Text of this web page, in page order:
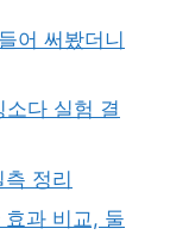
어 써봤더니
다 실험 결
정리
과 비교, 둘